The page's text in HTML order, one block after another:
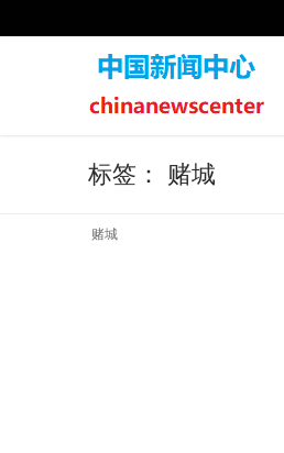
to
标签： 赌城
赌城